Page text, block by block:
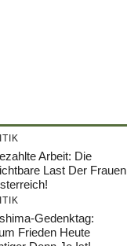
Arbeit: Die
Last Der Frauen
Gedenktag:
Frieden Heute